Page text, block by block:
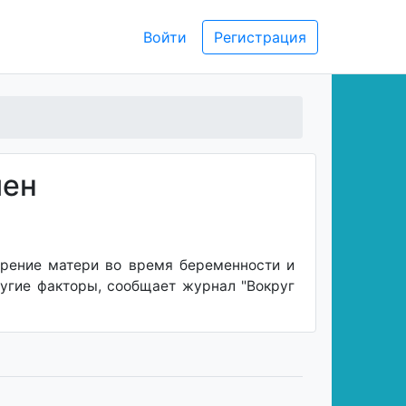
Войти Регистрация
матери во время беременности и
факторы, сообщает журнал "Вокруг